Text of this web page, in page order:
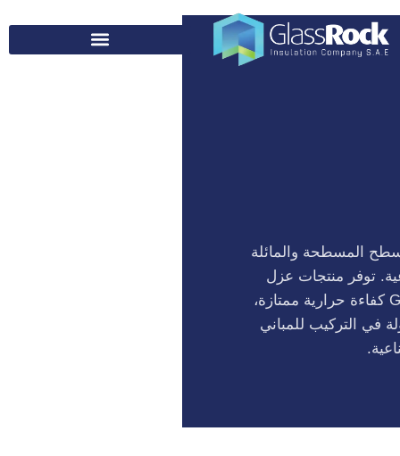
المسطحة والمائلة
توفر منتجات عزل
الأسقف من GlassRock كفاءة حرارية ممتازة،
في التركيب للمباني